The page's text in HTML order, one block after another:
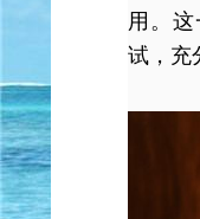
用。
试，充